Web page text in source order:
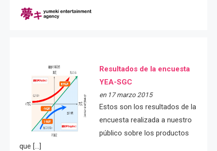
Resultados de la encuesta
YEA-SGC
en 17 marzo 2015
Estos son los resultados de la
encuesta realizada a nuestro
público sobre los productos
que […]